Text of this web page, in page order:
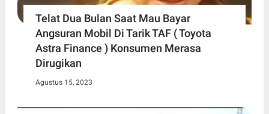
Telat Dua Bulan Saat Mau Bayar
Angsuran Mobil Di Tarik TAF ( Toyota
Astra Finance ) Konsumen Merasa
Dirugikan
Agustus 15, 2023